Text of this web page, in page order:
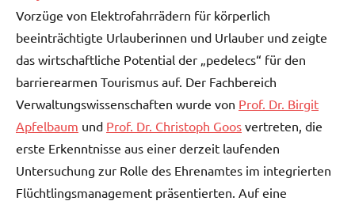
Vorzüge von Elektrofahrrädern für körperlich
beeinträchtigte Urlauberinnen und Urlauber und zeigte
das wirtschaftliche Potential der „pedelecs“ für den
barrierearmen Tourismus auf. Der Fachbereich
Verwaltungswissenschaften wurde von Prof. Dr. Birgit
Apfelbaum und Prof. Dr. Christoph Goos vertreten, die
erste Erkenntnisse aus einer derzeit laufenden
Untersuchung zur Rolle des Ehrenamtes im integrierten
Flüchtlingsmanagement präsentierten. Auf eine